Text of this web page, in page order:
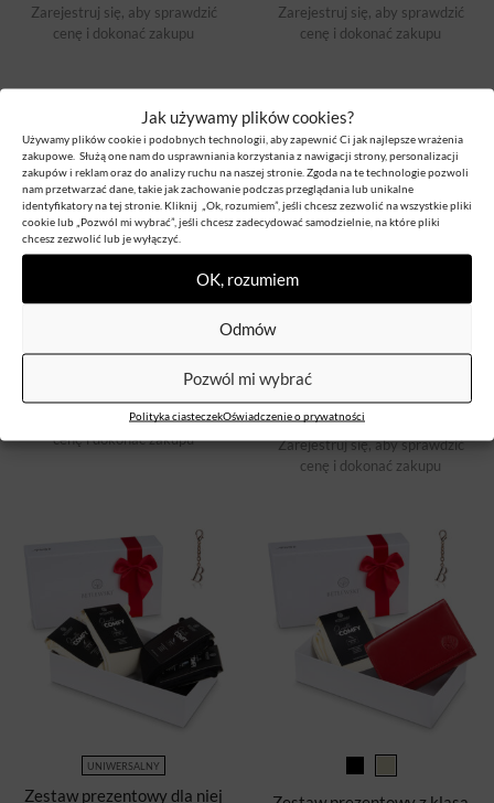
Jak używamy plików cookies?
Używamy plików cookie i podobnych technologii, aby zapewnić Ci jak najlepsze wrażenia
zakupowe. Służą one nam do usprawniania korzystania z nawigacji strony, personalizacji
zakupów i reklam oraz do analizy ruchu na naszej stronie. Zgoda na te technologie pozwoli
nam przetwarzać dane, takie jak zachowanie podczas przeglądania lub unikalne
identyfikatory na tej stronie. Kliknij „Ok, rozumiem”, jeśli chcesz zezwolić na wszystkie pliki
cookie lub „Pozwól mi wybrać”, jeśli chcesz zadecydować samodzielnie, na które pliki
chcesz zezwolić lub je wyłączyć.
OK, rozumiem
Odmów
Pozwól mi wybrać
Polityka ciasteczekOświadczenie o prywatności
Zarejestruj się, aby sprawdzić
cenę i dokonać zakupu
Zarejestruj się, aby sprawdzić
cenę i dokonać zakupu
Zestaw prezentowy dla niej
Zarejestruj się, aby sprawdzić
cenę i dokonać zakupu
BETLEWSKI
Zarejestruj się, aby sprawdzić
cenę i dokonać zakupu
UNIWERSALNY
Zestaw prezentowy dla niej